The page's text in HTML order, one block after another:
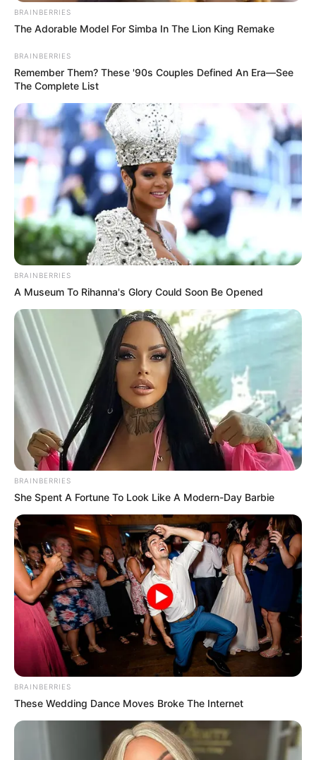
BRAINBERRIES
The Adorable Model For Simba In The Lion King Remake
BRAINBERRIES
Remember Them? These '90s Couples Defined An Era—See
The Complete List
BRAINBERRIES
A Museum To Rihanna's Glory Could Soon Be Opened
BRAINBERRIES
She Spent A Fortune To Look Like A Modern-Day Barbie
BRAINBERRIES
These Wedding Dance Moves Broke The Internet